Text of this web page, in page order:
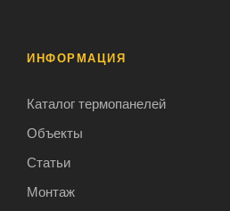
ИНФОРМАЦИЯ
Каталог термопанелей
Объекты
Статьи
Монтаж